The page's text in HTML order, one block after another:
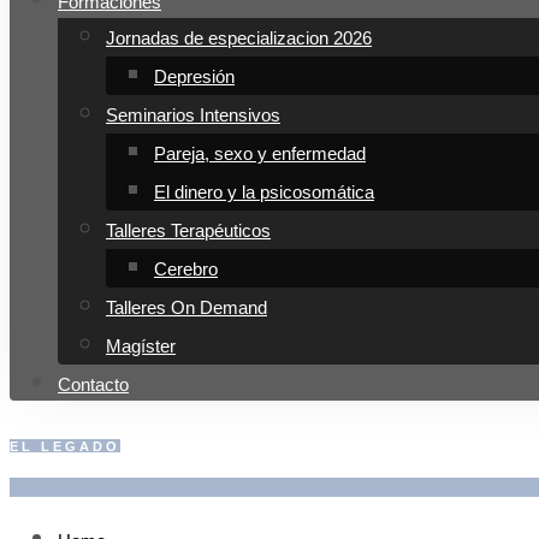
Jornadas de especializacion 2026
Depresión
Seminarios Intensivos
Pareja, sexo y enfermedad
El dinero y la psicosomática
Talleres Terapéuticos
Cerebro
Talleres On Demand
Magíster
Contacto
EL LEGADO